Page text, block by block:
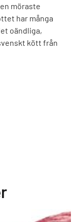
möraste
har många
oändliga,
kött från